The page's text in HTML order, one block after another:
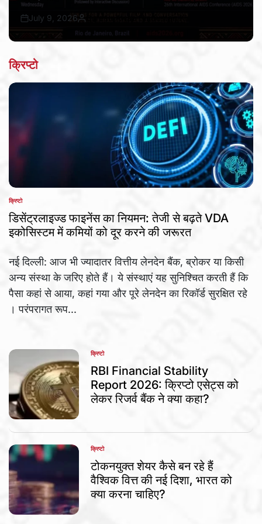
Post
July 9, 2026
By:
क्रिप्टो
POSTED
IN
क्रिप्टो
डिसेंट्रलाइज्ड फाइनेंस का नियमन: तेजी से बढ़ते VDA
इकोसिस्टम में कमियों को दूर करने की जरूरत
नई दिल्ली: आज भी ज्यादातर वित्तीय लेनदेन बैंक, ब्रोकर या किसी
अन्य संस्था के जरिए होते हैं। ये संस्थाएं यह सुनिश्चित करती हैं कि
पैसा कहां से आया, कहां गया और पूरे लेनदेन का रिकॉर्ड सुरक्षित रहे
। परंपरागत रूप...
POSTED
IN
क्रिप्टो
RBI Financial Stability
Report 2026: क्रिप्टो एसेट्स को
लेकर रिजर्व बैंक ने क्या कहा?
POSTED
IN
क्रिप्टो
टोकनयुक्त शेयर कैसे बन रहे हैं
वैश्विक वित्त की नई दिशा, भारत को
क्या करना चाहिए?